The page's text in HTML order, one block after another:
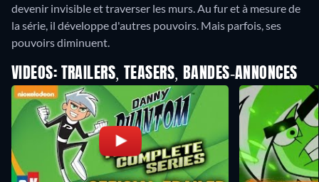
devenir invisible et traverser les murs. Au fur et à mesure de
la série, il développe d'autres pouvoirs. Mais parfois, ses
pouvoirs diminuent.
VIDEOS: TRAILERS, TEASERS, BANDES-ANNONCES